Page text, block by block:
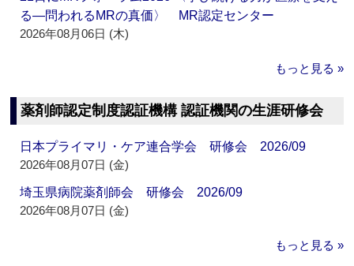
る―問われるMRの真価〉 MR認定センター
2026年08月06日 (木)
もっと見る »
薬剤師認定制度認証機構 認証機関の生涯研修会
日本プライマリ・ケア連合学会 研修会 2026/09
2026年08月07日 (金)
埼玉県病院薬剤師会 研修会 2026/09
2026年08月07日 (金)
もっと見る »